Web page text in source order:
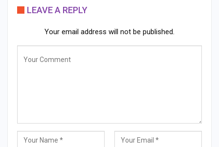
LEAVE A REPLY
Your email address will not be published.